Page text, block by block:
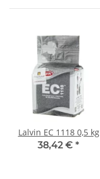
Lalvin EC 1118 0,5 kg
38,42 € *